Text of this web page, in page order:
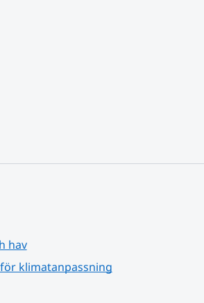
hav
klimatanpassning